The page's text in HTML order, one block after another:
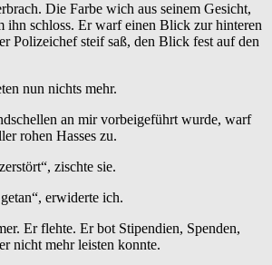
Die Farbe wich aus seinem Gesicht,
ihn schloss. Er warf einen Blick zur hinteren
Polizeichef steif saß, den Blick fest auf den
nun nichts mehr.
an mir vorbeigeführt wurde, warf
rohen Hasses zu.
zischte sie.
erwiderte ich.
Er flehte. Er bot Stipendien, Spenden,
nicht mehr leisten konnte.